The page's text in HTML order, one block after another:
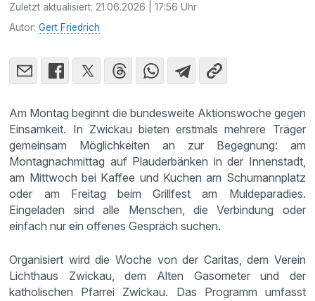
Zuletzt aktualisiert: 21.06.2026 | 17:56 Uhr
Autor:Gert Friedrich
Am Montag beginnt die bundesweite Aktionswoche gegen
Einsamkeit. In Zwickau bieten erstmals mehrere Träger
gemeinsam Möglichkeiten an zur Begegnung: am
Montagnachmittag auf Plauderbänken in der Innenstadt,
am Mittwoch bei Kaffee und Kuchen am Schumannplatz
oder am Freitag beim Grillfest am Muldeparadies.
Eingeladen sind alle Menschen, die Verbindung oder
einfach nur ein offenes Gespräch suchen.
Organisiert wird die Woche von der Caritas, dem Verein
Lichthaus Zwickau, dem Alten Gasometer und der
katholischen Pfarrei Zwickau. Das Programm umfasst